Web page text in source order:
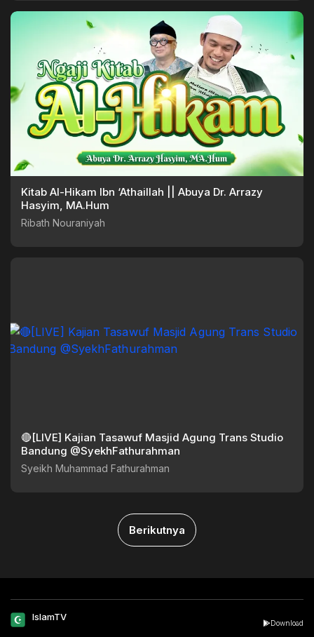
Kitab Al-Hikam Ibn ‘Athaillah || Abuya Dr. Arrazy
Hasyim, MA.Hum
Ribath Nouraniyah
🔴[LIVE] Kajian Tasawuf Masjid Agung Trans Studio
Bandung @SyekhFathurahman
Syeikh Muhammad Fathurahman
Berikutnya
IslamTV
Download